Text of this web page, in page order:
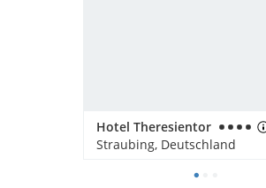
Hotel Theresientor
Straubing, Deutschland